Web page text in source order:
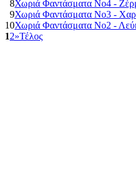
8Χωριά Φαντάσματα Νο4 -
9Χωριά Φαντάσματα Νο3 -
10Χωριά Φαντάσματα Νο2 -
12»Τέλος